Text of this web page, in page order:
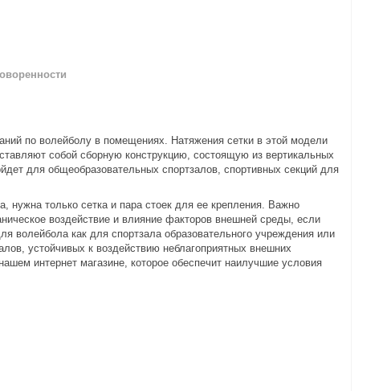
по волейболу в помещениях. Натяжения сетки в этой модели
собой сборную конструкцию, состоящую из вертикальных
для общеобразовательных спортзалов, спортивных секций для
нужна только сетка и пара стоек для ее крепления. Важно
воздействие и влияние факторов внешней среды, если
как для спортзала образовательного учреждения или
устойчивых к воздействию неблагоприятных внешних
интернет магазине, которое обеспечит наилучшие условия